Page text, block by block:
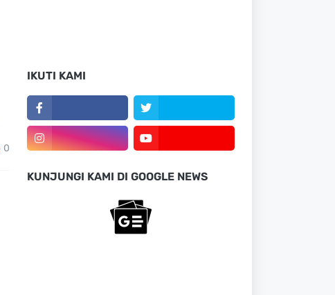
0
IKUTI KAMI
KUNJUNGI KAMI DI GOOGLE NEWS